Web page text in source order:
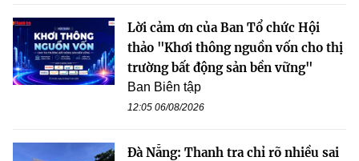
Lời cảm ơn của Ban Tổ chức Hội
thảo "Khơi thông nguồn vốn cho thị
trường bất động sản bền vững"
Ban Biên tập
12:05 06/08/2026
Đà Nẵng: Thanh tra chỉ rõ nhiều sai